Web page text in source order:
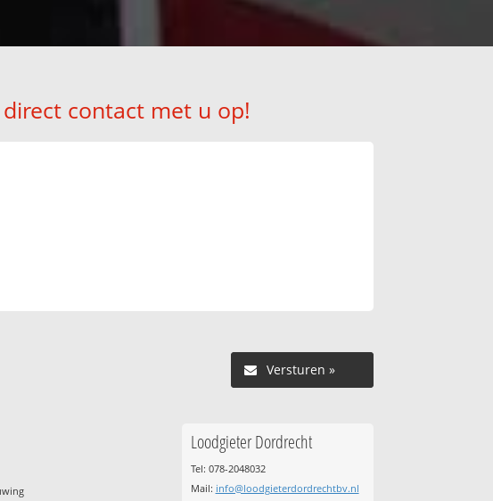
contact met u op!
Versturen »
Loodgieter Dordrecht
Tel: 078-2048032
Mail: info@loodgieterdordrechtbv.nl